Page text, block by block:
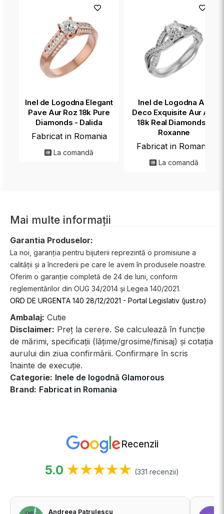
Inel de Logodna Elegant
Pave Aur Roz 18k Pure
Diamonds - Dalida
Fabricat in Romania
La comandă
Inel de Logodna Art
Deco Exquisite Aur Alb
18k Real Diamonds -
Roxanne
Fabricat in Romania
La comandă
Mai multe informații
Garantia Produselor:
La noi, garanția pentru bijuterii reprezintă o promisiune a
calității și a încrederii pe care le avem în produsele noastre.
Oferim o garanție completă de 24 de luni, conform
reglementărilor din OUG 34/2014 și Legea 140/2021.
ORD DE URGENTA 140 28/12/2021 - Portal Legislativ (just.ro)
Ambalaj: Cutie
Disclaimer: Preț la cerere. Se calculează în funcție
de mărimi, specificații (lățime/grosime/finisaj) și cotația
aurului din ziua confirmării. Confirmare în scris
înainte de execuție.
Categorie: Inele de logodnă Glamorous
Brand: Fabricat in Romania
Recenzii
5.0 ★★★★★ (331 recenzii)
Andreea Patrulescu